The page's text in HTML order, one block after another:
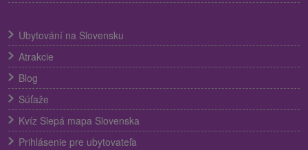
Ubytování na Slovensku
Atrakcie
Blog
Súťaže
Kvíz Slepá mapa Slovenska
Prihlásenie pre ubytovateľa